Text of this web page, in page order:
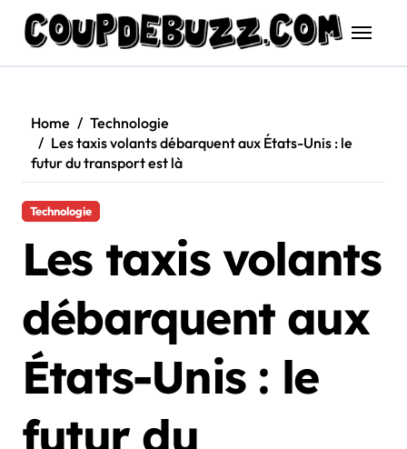
content
Home
Technologie
Les taxis volants débarquent aux États-Unis : le
futur du transport est là
Technologie
Les taxis volants
débarquent aux
États-Unis : le
futur du